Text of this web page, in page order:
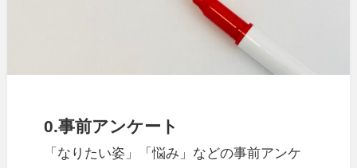
0.事前アンケート
「なりたい姿」「悩み」などの事前アンケ